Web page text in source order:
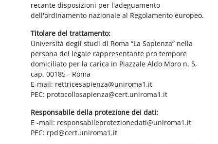
recante disposizioni per l'adeguamento
dell'ordinamento nazionale al Regolamento europeo.
Titolare del trattamento:
Università degli studi di Roma “La Sapienza” nella
persona del legale rappresentante pro tempore
domiciliato per la carica in Piazzale Aldo Moro n. 5,
cap. 00185 - Roma
E-mail: rettricesapienza@uniroma1.it
PEC: protocollosapienza@cert.uniroma1.it
Responsabile della protezione dei dati:
E -mail: responsabileprotezionedati@uniroma1.it
PEC: rpd@cert.uniroma1.it